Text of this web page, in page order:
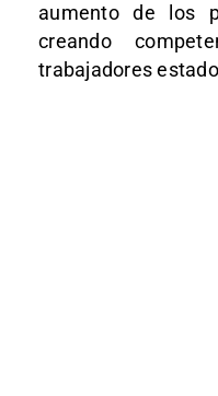
aumento de los
creando
trabajadores